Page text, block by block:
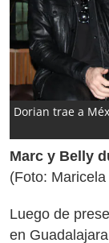
Dorian trae a
Marc y Belly
(Foto:
Luego de
en